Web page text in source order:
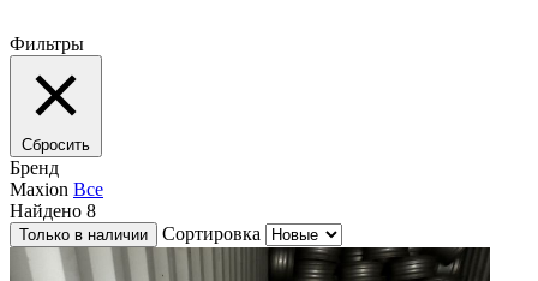
Фильтры
Сбросить
Бренд
Maxion Все
Найдено 8
Только в наличии Сортировка